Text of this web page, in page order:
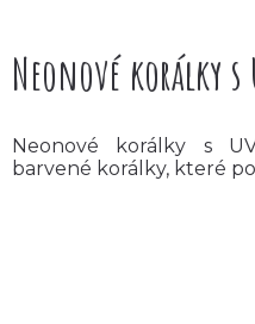
Neonové korálky s
Neonové korálky s
barvené korálky, které